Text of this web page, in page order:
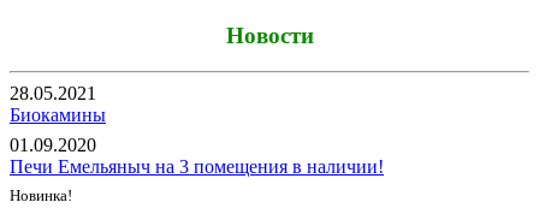
Новости
28.05.2021
Биокамины
01.09.2020
Печи Емельяныч на 3 помещения в наличии!
Новинка!